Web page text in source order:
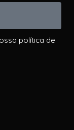
política de